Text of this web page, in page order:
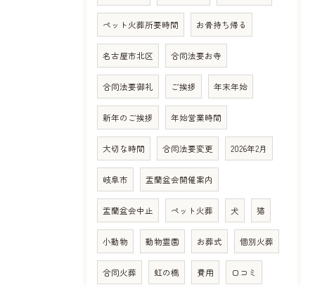
ペット火葬所要時間 お骨持ち帰る
名古屋市北区 合同法要お寺
合同法要御礼 ご挨拶 年末年始
新年のご挨拶 年始営業時間
大切な時間 合同法要変更 2026年2月
岐阜市 盂蘭盆会開催案内
盂蘭盆会中止 ペット火葬 犬 猫
小動物 動物霊園 お葬式 個別火葬
合同火葬 虹の橋 費用 口コミ